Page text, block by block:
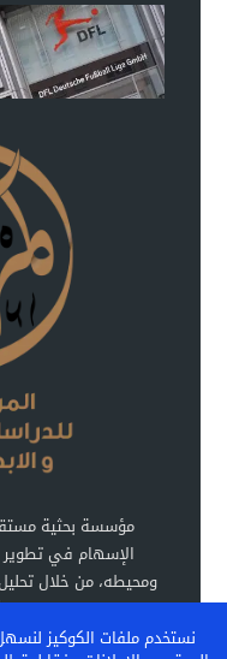
الإسهام في تطوير
ومحيطه، من خلال
نستخدم ملفات الكوكيز